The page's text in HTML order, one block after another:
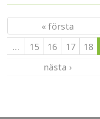
« första
…
15 16 17 18
nästa ›